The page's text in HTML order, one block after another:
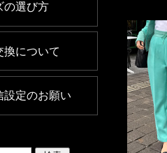
の選び方
換について
設定のお願い